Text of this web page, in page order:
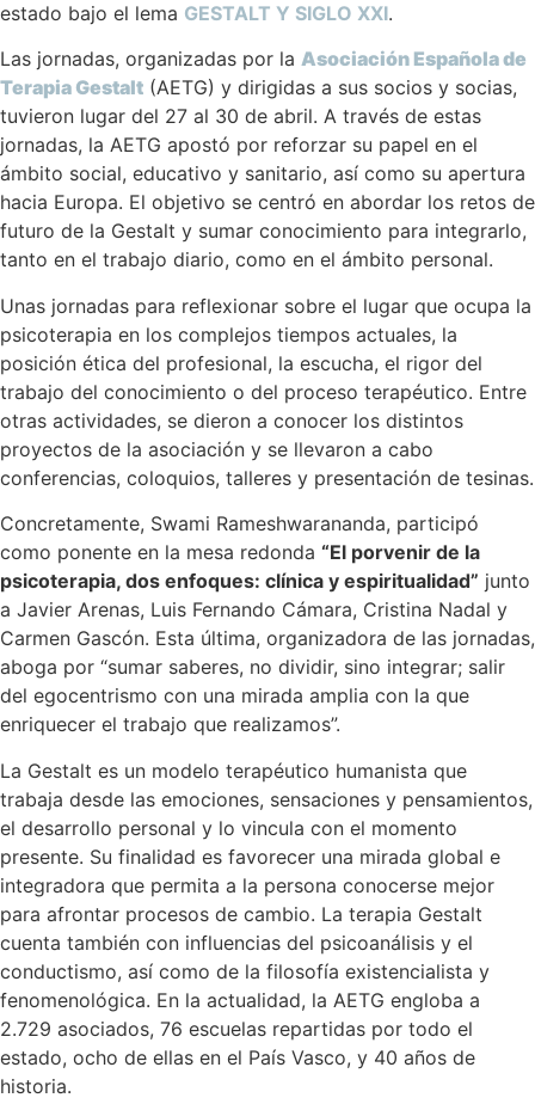
estado bajo el lema GESTALT Y SIGLO XXI.
Las jornadas, organizadas por la Asociación Española de
Terapia Gestalt (AETG) y dirigidas a sus socios y socias,
tuvieron lugar del 27 al 30 de abril. A través de estas
jornadas, la AETG apostó por reforzar su papel en el
ámbito social, educativo y sanitario, así como su apertura
hacia Europa. El objetivo se centró en abordar los retos de
futuro de la Gestalt y sumar conocimiento para integrarlo,
tanto en el trabajo diario, como en el ámbito personal.
Unas jornadas para reflexionar sobre el lugar que ocupa la
psicoterapia en los complejos tiempos actuales, la
posición ética del profesional, la escucha, el rigor del
trabajo del conocimiento o del proceso terapéutico. Entre
otras actividades, se dieron a conocer los distintos
proyectos de la asociación y se llevaron a cabo
conferencias, coloquios, talleres y presentación de tesinas.
Concretamente, Swami Rameshwarananda, participó
como ponente en la mesa redonda “El porvenir de la
psicoterapia, dos enfoques: clínica y espiritualidad” junto
a Javier Arenas, Luis Fernando Cámara, Cristina Nadal y
Carmen Gascón. Esta última, organizadora de las jornadas,
aboga por “sumar saberes, no dividir, sino integrar; salir
del egocentrismo con una mirada amplia con la que
enriquecer el trabajo que realizamos”.
La Gestalt es un modelo terapéutico humanista que
trabaja desde las emociones, sensaciones y pensamientos,
el desarrollo personal y lo vincula con el momento
presente. Su finalidad es favorecer una mirada global e
integradora que permita a la persona conocerse mejor
para afrontar procesos de cambio. La terapia Gestalt
cuenta también con influencias del psicoanálisis y el
conductismo, así como de la filosofía existencialista y
fenomenológica. En la actualidad, la AETG engloba a
2.729 asociados, 76 escuelas repartidas por todo el
estado, ocho de ellas en el País Vasco, y 40 años de
historia.